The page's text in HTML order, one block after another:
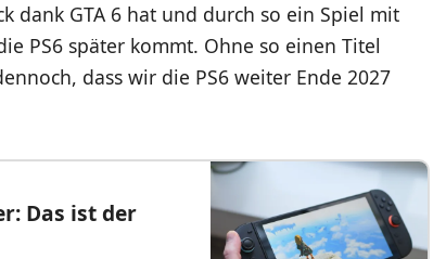
dank GTA 6 hat und durch so ein Spiel mit
PS6 später kommt. Ohne so einen Titel
dass wir die PS6 weiter Ende 2027
Das ist der